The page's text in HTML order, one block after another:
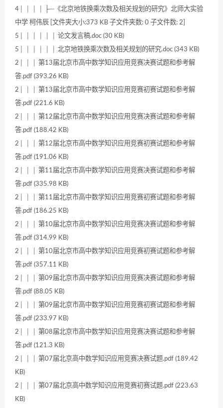
4│ │ │ │ ├─《北京地铁换乘次数及相关规划的研究》北师大实验
中学 柯伟辰 [文件夹大小:373 KB 子文件夹数: 0 子文件数: 2]
5│ │ │ │ │ │ 论文发言稿.doc (30 KB)
5│ │ │ │ │ │ 北京地铁换乘次数及相关规划的研究.doc (343 KB)
2│ │ │ 第13届北京市高中数学知识应用竞赛决赛试题和参考解
答.pdf (393.26 KB)
2│ │ │ 第13届北京市高中数学知识应用竞赛初赛试题和参考解
答.pdf (221.6 KB)
2│ │ │ 第12届北京市高中数学知识应用竞赛决赛试题和参考解
答.pdf (188.42 KB)
2│ │ │ 第12届北京市高中数学知识应用竞赛初赛试题和参考解
答.pdf (191.06 KB)
2│ │ │ 第11届北京市高中数学知识应用竞赛决赛试题和参考解
答.pdf (335.98 KB)
2│ │ │ 第11届北京市高中数学知识应用竞赛初赛试题和参考解
答.pdf (186.25 KB)
2│ │ │ 第10届北京市高中数学知识应用竞赛决赛试题和参考解
答.pdf (314.99 KB)
2│ │ │ 第10届北京市高中数学知识应用竞赛初赛试题和参考解
答.pdf (357.11 KB)
2│ │ │ 第09届北京市高中数学知识应用竞赛决赛试题和参考解
答.pdf (88.05 KB)
2│ │ │ 第09届北京市高中数学知识应用竞赛初赛试题和参考解
答.pdf (233.97 KB)
2│ │ │ 第08届北京市高中数学知识应用竞赛决赛试题和参考解
答.pdf (121.3 KB)
2│ │ │ 第07届北京高中数学知识应用竞赛决赛试题.pdf (189.42
KB)
2│ │ │ 第07届北京高中数学知识应用竞赛初赛试题.pdf (223.63
KB)